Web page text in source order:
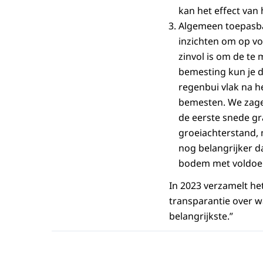
kan het effect van
Algemeen
inzichten om op
zinvol is om de te
bemesting kun je
regenbui vlak na
bemesten. We
de eerste snede
groeiachterstand,
nog belangrijker
bodem met
In 2023 verzamelt
transparantie over
belangrijkste.”